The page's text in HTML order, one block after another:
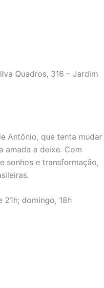
Quadros, 316 – Jardim
Antônio, que tenta mudar
amada a deixe. Com
sonhos e transformação,
21h; domingo, 18h